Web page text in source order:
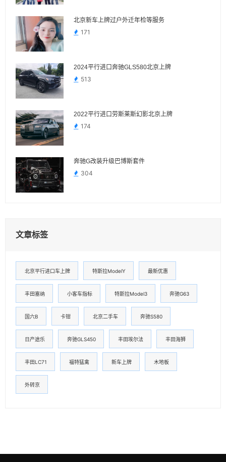
北京新车上牌过户外迁年检等服务
171
2024平行进口奔驰GLS580北京上牌
513
2022平行进口劳斯莱斯幻影北京上牌
174
奔驰G改装升级巴博斯套件
304
文章标签
北京平行进口车上牌 特斯拉ModelY 最新优惠
丰田塞纳 小客车指标 特斯拉Model3 奔驰G63
国六B 卡钳 北京二手车 奔驰S580
日产途乐 奔驰GLS450 丰田埃尔法 丰田海狮
丰田LC71 福特猛禽 新车上牌 木地板
外转京